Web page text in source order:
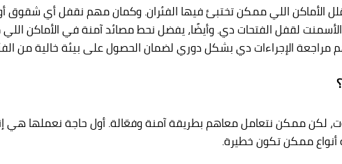
نقلل الأماكن اللي ممكن تختبئ فيها الفئران. وكمان مهم نقفل أي
لقفل الفتحات دي. وأيضًا، يفضل نحط مصائد آمنة في الأماكن
الإجراءات دي بشكل دوري لضمان الحصول على بيئة خالية من
لكن ممكن نتعامل معاهم بطريقة آمنة وفعّالة. أول حاجة نعملها هي
ممكن تكون خطيرة.